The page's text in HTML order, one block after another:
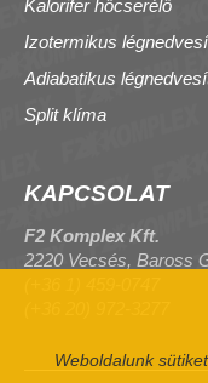
Weboldalunk
Kalorifer hőcserélő
Izotermikus
Adiabatikus
Split klíma
KAPCSOLAT
F2 Komplex Kft.
2220 Vecsés, Baross